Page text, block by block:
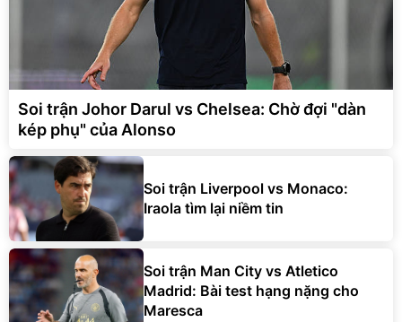
Soi trận Johor Darul vs Chelsea: Chờ đợi "dàn
kép phụ" của Alonso
Soi trận Liverpool vs Monaco:
Iraola tìm lại niềm tin
Soi trận Man City vs Atletico
Madrid: Bài test hạng nặng cho
Maresca